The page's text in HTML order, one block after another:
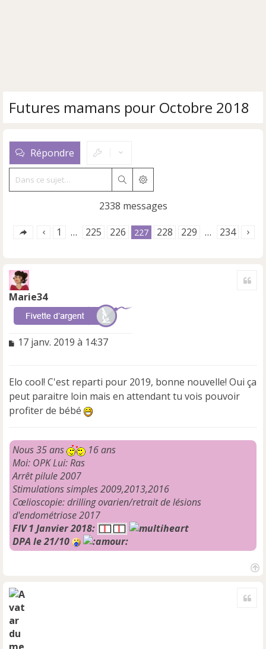
Futures mamans pour Octobre 2018
Répondre
RechercherRecherche avancée
2338 messages
1 … 225 226 227 228 229 … 234
Marie34
M
s
a
g
e
n
l
u
17 janv. 2019 à 14:37
Elo cool! C'est reparti pour 2019, bonne nouvelle! Oui ça
peut paraitre loin mais en attendant tu vois pouvoir
profiter de bébé
Nous 35 ans
16 ans
Moi: OPK Lui: Ras
Arrêt pilule 2007
Stimulations simples 2009,2013,2016
Cœlioscopie: drilling ovarien/retrait de lésions
d'endométriose 2017
FIV 1 Janvier 2018:
DPA le 21/10